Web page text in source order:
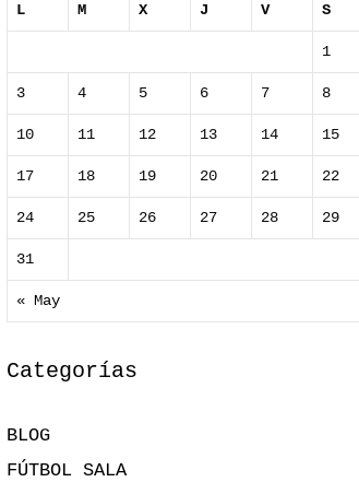
L M X J V S
« May
1
3 4 5 6 7 8
10 11 12 13 14 15
17 18 19 20 21 22
24 25 26 27 28 29
31
Categorías
BLOG
FÚTBOL SALA